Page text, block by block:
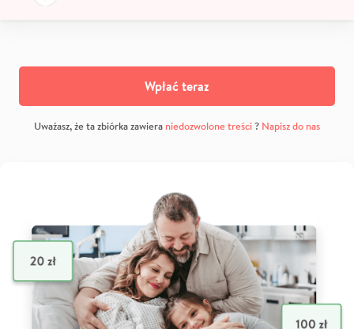
Wpłać teraz
Uważasz, że ta zbiórka zawiera niedozwolone treści? Napisz do nas